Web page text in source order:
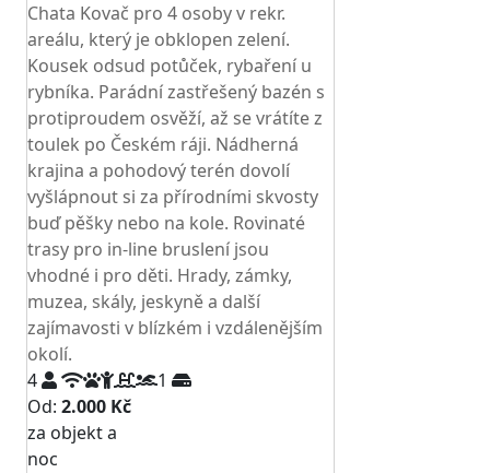
Chata Kovač pro 4 osoby v rekr.
areálu, který je obklopen zelení.
Kousek odsud potůček, rybaření u
rybníka. Parádní zastřešený bazén s
protiproudem osvěží, až se vrátíte z
toulek po Českém ráji. Nádherná
krajina a pohodový terén dovolí
vyšlápnout si za přírodními skvosty
buď pěšky nebo na kole. Rovinaté
trasy pro in-line bruslení jsou
vhodné i pro děti. Hrady, zámky,
muzea, skály, jeskyně a další
zajímavosti v blízkém i vzdálenějším
okolí.
4
1
Od: 2.000 Kč
za objekt a
noc